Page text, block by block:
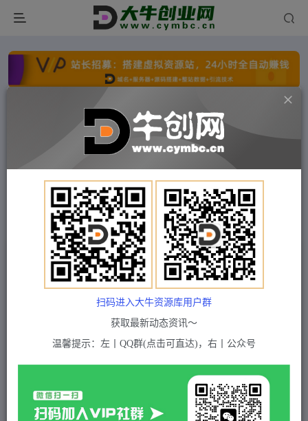
点击开通分站+ 每日收入300+
文字广告火爆招租 文字广告火爆招租
文字广告火爆招租
文字广告火爆招租 文字广告火爆招租
付费项目 中创网 正文
（4691期）千万GMV直播间的管理课程：学会管
理自己的主播，轻松掌控主播情绪
5 积分
付费资源
扫码进入大牛资源库用户群
获取最新动态资讯～
温馨提示：左丨QQ群(点击可直达)，右丨公众号